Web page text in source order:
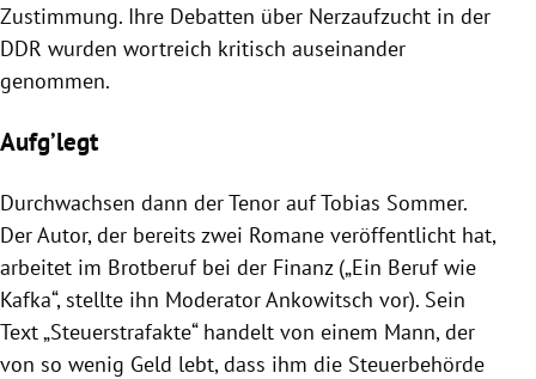
Zustimmung. Ihre Debatten über Nerzaufzucht in der
DDR wurden wortreich kritisch auseinander
genommen.
Aufg’legt
Durchwachsen dann der Tenor aufTobias Sommer.
Der Autor, der bereits zwei Romane veröffentlicht hat,
arbeitet im Brotberuf bei der Finanz („Ein Beruf wie
Kafka“, stellte ihn Moderator Ankowitsch vor). Sein
Text „Steuerstrafakte“ handelt von einem Mann, der
von so wenig Geld lebt, dass ihm die Steuerbehörde